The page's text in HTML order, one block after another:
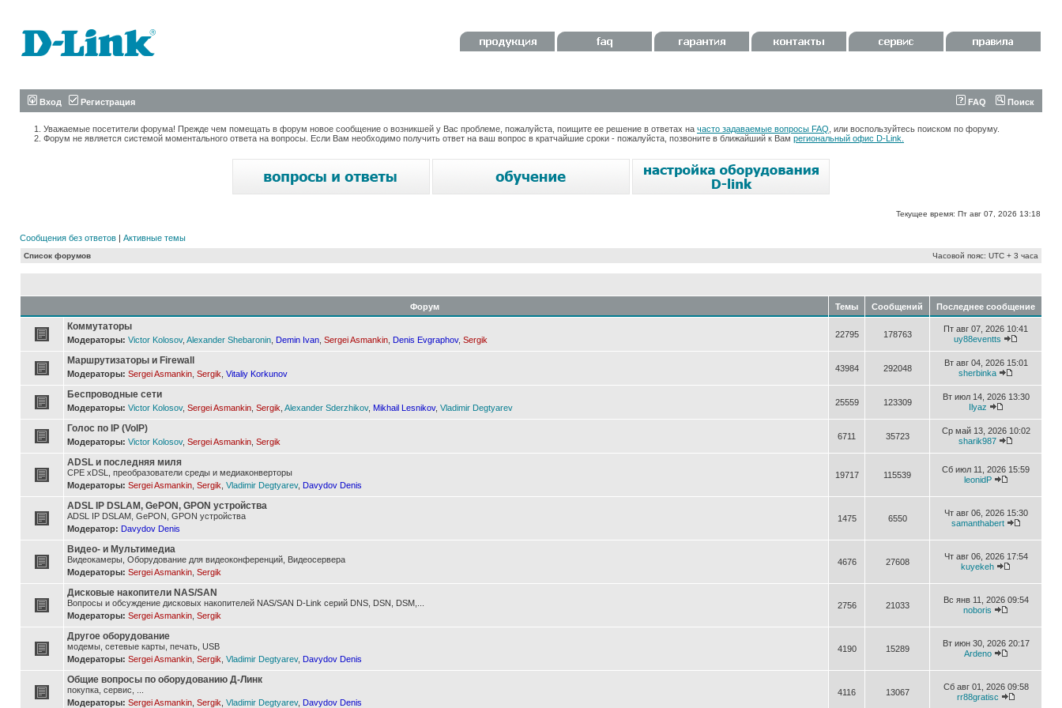
Вход Регистрация FAQ Поиск
Уважаемые посетители форума! Прежде чем помещать в форум новое сообщение о возникшей у Вас проблеме, пожалуйста, поищите ее решение в ответах на часто задаваемые вопросы FAQ , или воспользуйтесь поиском по форуму.
Форум не является системой моментального ответа на вопросы. Если Вам необходимо получить ответ на ваш вопрос в кратчайшие сроки - пожалуйста, позвоните в ближайший к Вам региональный офис D-Link.
Текущее время: Пт авг 07, 2026 13:18
Сообщения без ответов | Активные темы
Список форумов Часовой пояс: UTC + 3 часа
Форум Темы Сообщений Последнее сообщение
Коммутаторы
Модераторы: Victor Kolosov, Alexander Shebaronin Demin Ivan Sergei Asmankin Denis Evgraphov, Sergik
22795 178763
Пт авг 07, 2026 10:41
uy88eventts
Маршрутизаторы и Firewall
Модераторы: Sergei Asmankin Sergik Vitaliy Korkunov
43984 292048
Вт авг 04, 2026 15:01
sherbinka
Беспроводные сети
Модераторы: Victor Kolosov, Sergei Asmankin Sergik Alexander Sderzhikov, Mikhail Lesnikov, Vladimir Degtyarev
25559 123309
Вт июл 14, 2026 13:30
Ilyaz
Голос по IP (VoIP)
Модераторы: Victor Kolosov, Sergei Asmankin Sergik
6711 35723
Ср май 13, 2026 10:02
sharik987
ADSL и последняя миля
CPE xDSL, преобразователи среды и медиаконверторы
Модераторы: Sergei Asmankin Sergik Vladimir Degtyarev, Davydov Denis
19717 115539
Сб июл 11, 2026 15:59
leonidP
ADSL IP DSLAM, GePON, GPON устройства
ADSL IP DSLAM, GePON, GPON устройства
Модератор: Davydov Denis
1475 6550
Чт авг 06, 2026 15:30
samanthabert
Видео- и Мультимедиа
Видеокамеры, Оборудование для видеоконференций, Видеосервера
Модераторы: Sergei Asmankin Sergik
4676 27608
Чт авг 06, 2026 17:54
kuyekeh
Дисковые накопители NAS/SAN
Вопросы и обсуждение дисковых накопителей NAS/SAN D-Link серий DNS, DSN, DSM,...
Модераторы: Sergei Asmankin Sergik
2756 21033
Вс янв 11, 2026 09:54
noboris
Другое оборудование
модемы, сетевые карты, печать, USB
Модераторы: Sergei Asmankin Sergik Vladimir Degtyarev, Davydov Denis
4190 15289
Вт июн 30, 2026 20:17
Ardeno
Общие вопросы по оборудованию Д-Линк
покупка, сервис, ...
Модераторы: Sergei Asmankin Sergik Vladimir Degtyarev, Davydov Denis
4116 13067
Сб авг 01, 2026 09:58
rr88gratisc